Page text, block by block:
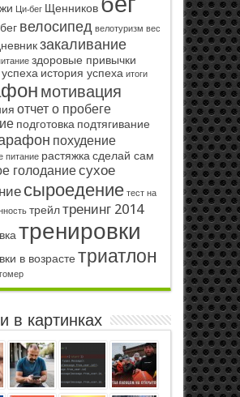
Ци-бег Щенников
велосипед велотуризм вес
закаливание
здоровые привычки
история успеха итоги
мотивация
отчет о пробеге
подготовка подтягивание
похудение
питание растяжка сделай сам
голоданиесухое
сыроедение тест на
трейл тренинг 2014
тренировки
в возрасте триатлон
в картинках